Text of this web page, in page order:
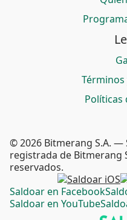
Políticas
Saldoar en Facebook
Saldoar en YouTube
© 2026 Bitmerang S.A. —
registrada de Bitmerang
reservados.